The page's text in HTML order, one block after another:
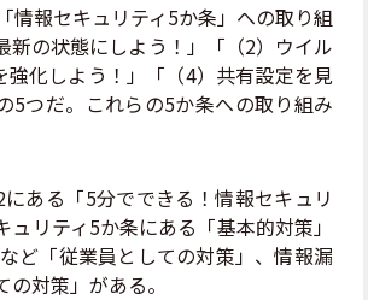
報セキュリティ5か条」への取り組
新の状態にしよう！」「（2）ウイル
化しよう！」「（4）共有設定を見
5つだ。これらの5か条への取り組み
ある「5分でできる！情報セキュリ
リティ5か条にある「基本的対策」
ど「従業員としての対策」、情報漏
対策」がある。